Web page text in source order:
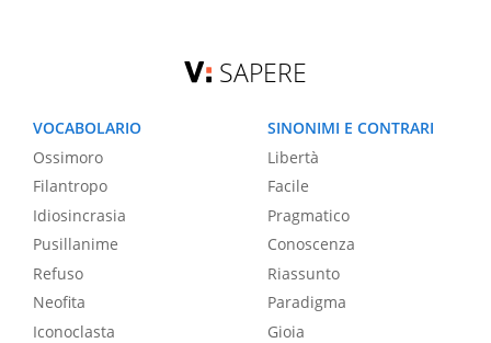
SAPERE
VOCABOLARIO
Ossimoro
Filantropo
Idiosincrasia
Pusillanime
Refuso
Neofita
Iconoclasta
SINONIMI E CONTRARI
Libertà
Facile
Pragmatico
Conoscenza
Riassunto
Paradigma
Gioia